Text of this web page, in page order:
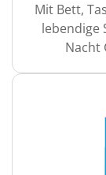
Mit Bett,
lebendige
Nacht